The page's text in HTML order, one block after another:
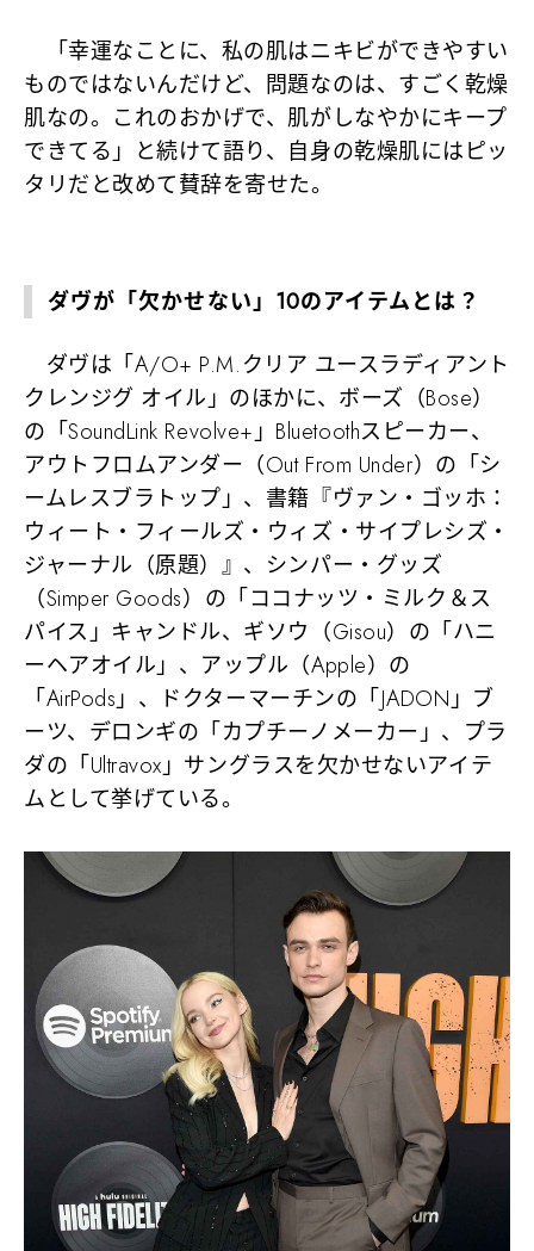
「幸運なことに、私の肌はニキビができやすい
ものではないんだけど、問題なのは、すごく乾燥
肌なの。これのおかげで、肌がしなやかにキープ
できてる」と続けて語り、自身の乾燥肌にはピッ
タリだと改めて賛辞を寄せた。
ダヴが「欠かせない」10のアイテムとは？
ダヴは「A/O+ P.M.クリア ユースラディアント
クレンジグ オイル」のほかに、ボーズ（Bose）
の「SoundLink Revolve+」Bluetoothスピーカー、
アウトフロムアンダー（Out From Under）の「シ
ームレスブラトップ」、書籍『ヴァン・ゴッホ：
ウィート・フィールズ・ウィズ・サイプレシズ・
ジャーナル（原題）』、シンパー・グッズ
（Simper Goods）の「ココナッツ・ミルク＆ス
パイス」キャンドル、ギソウ（Gisou）の「ハニ
ーヘアオイル」、アップル（Apple）の
「AirPods」、ドクターマーチンの「JADON」ブ
ーツ、デロンギの「カプチーノメーカー」、プラ
ダの「Ultravox」サングラスを欠かせないアイテ
ムとして挙げている。